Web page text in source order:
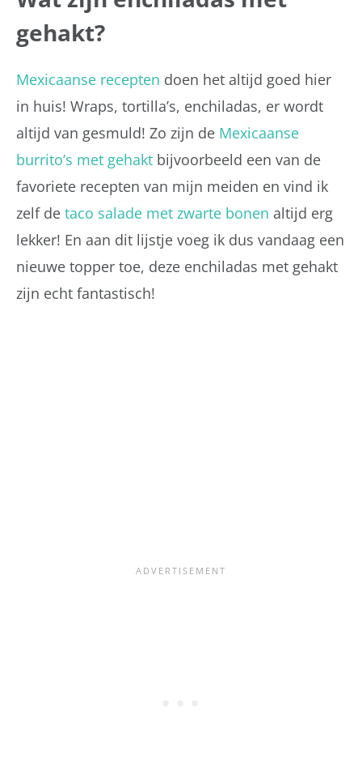
gehakt?
Mexicaanse recepten doen het altijd goed hier
in huis! Wraps, tortilla’s, enchiladas, er wordt
altijd van gesmuld! Zo zijn de Mexicaanse
burrito’s met gehakt bijvoorbeeld een van de
favoriete recepten van mijn meiden en vind ik
zelf de taco salade met zwarte bonen altijd erg
lekker! En aan dit lijstje voeg ik dus vandaag een
nieuwe topper toe, deze enchiladas met gehakt
zijn echt fantastisch!